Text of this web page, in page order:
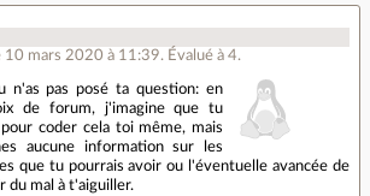
10 mars 2020 à 11:39. Évalué à 4.
n'as pas posé ta question: en
de forum, j'imagine que tu
coder cela toi même, mais
aucune information sur les
que tu pourrais avoir ou l'éventuelle avancée de
du mal à t'aiguiller.